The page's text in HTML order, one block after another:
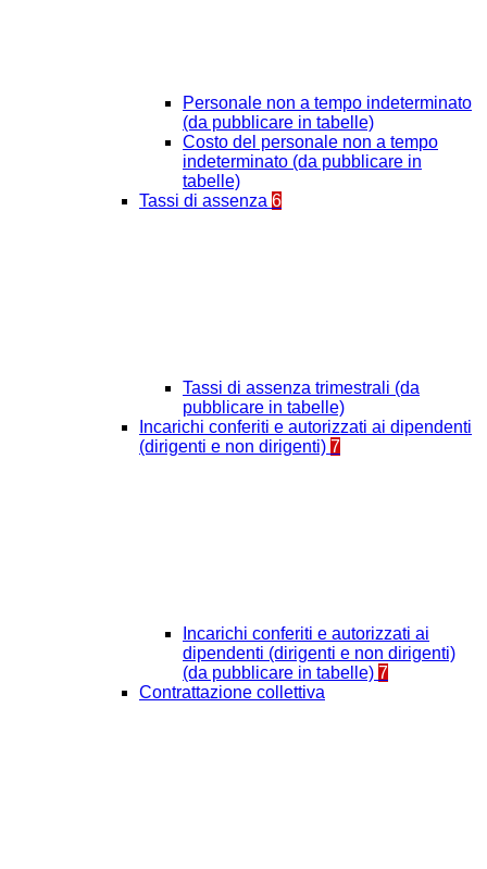
Personale non a tempo indeterminato
(da pubblicare in tabelle)
Costo del personale non a tempo
indeterminato (da pubblicare in
tabelle)
Tassi di assenza 6
Tassi di assenza trimestrali (da
pubblicare in tabelle)
Incarichi conferiti e autorizzati ai dipendenti
(dirigenti e non dirigenti) 7
Incarichi conferiti e autorizzati ai
dipendenti (dirigenti e non dirigenti)
(da pubblicare in tabelle) 7
Contrattazione collettiva